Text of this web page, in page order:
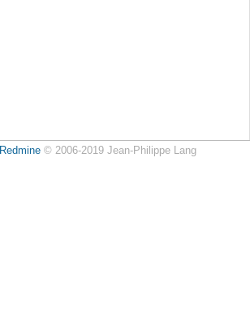
Redmine© 2006-2019 Jean-Philippe Lang